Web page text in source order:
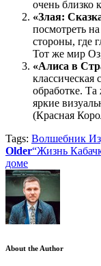
очень близко
«Злая:
посмотреть
стороны, где
Тот же мир
«Алиса в
обработке.
яркие
(Красная
Tags: Волшебник
Older“Жизнь
доме
About the Author